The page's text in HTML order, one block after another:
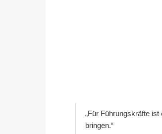
„Für Führungskräfte
bringen.“